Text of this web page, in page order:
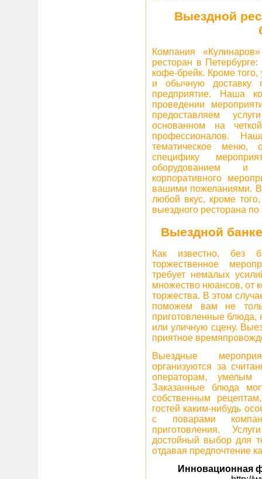
Выездной
Компания
ресторан в
кофе-брейк. Кроме того,
и обычную
предприятие. Наша
проведении
предоставляем
основанном на
профессионалов.
тематическое меню,
специфику
оборудованием и
корпоративного
вашими пожеланиями.
любой вкус, кроме
выездного ресторана
Выездной
Как известно, без
торжественное
требует немалых
множество нюансов, от
торжества. В этом
поможем вам не
приготовленные блюда,
или уличную сцену.
приятное
Выездные
организуются за
операторам,
Заказанные блюда
собственным
гостей каким-нибудь
с поварами
приготовления.
достойный выбор для
отдавая предпочтение
Инновационная